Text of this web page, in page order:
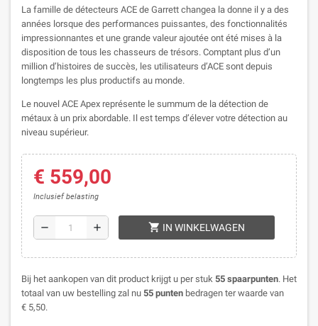
La famille de détecteurs ACE de Garrett changea la donne il y a des
années lorsque des performances puissantes, des fonctionnalités
impressionnantes et une grande valeur ajoutée ont été mises à la
disposition de tous les chasseurs de trésors. Comptant plus d’un
million d’histoires de succès, les utilisateurs d’ACE sont depuis
longtemps les plus productifs au monde.
Le nouvel ACE Apex représente le summum de la détection de
métaux à un prix abordable. Il est temps d’élever votre détection au
niveau supérieur.
€ 559,00
Inclusief belasting
remove add shopping_cart IN WINKELWAGEN
Bij het aankopen van dit product krijgt u per stuk 55 spaarpunten. Het
totaal van uw bestelling zal nu 55 punten bedragen ter waarde van
€ 5,50.